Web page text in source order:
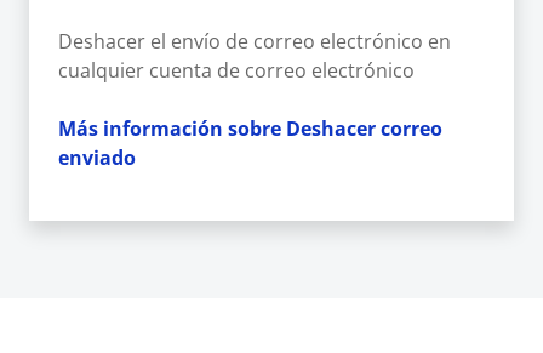
Deshacer el envío de correo electrónico en
cualquier cuenta de correo electrónico
Más información sobre Deshacer correo
enviado